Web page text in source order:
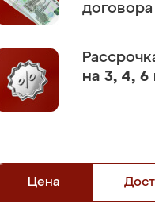
договора
на 3, 4, 6
Цена